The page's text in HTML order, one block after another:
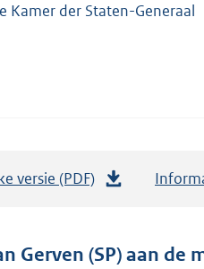
Kamer der Staten-Generaal
versie (PDF)
t
Gerven (SP) aan